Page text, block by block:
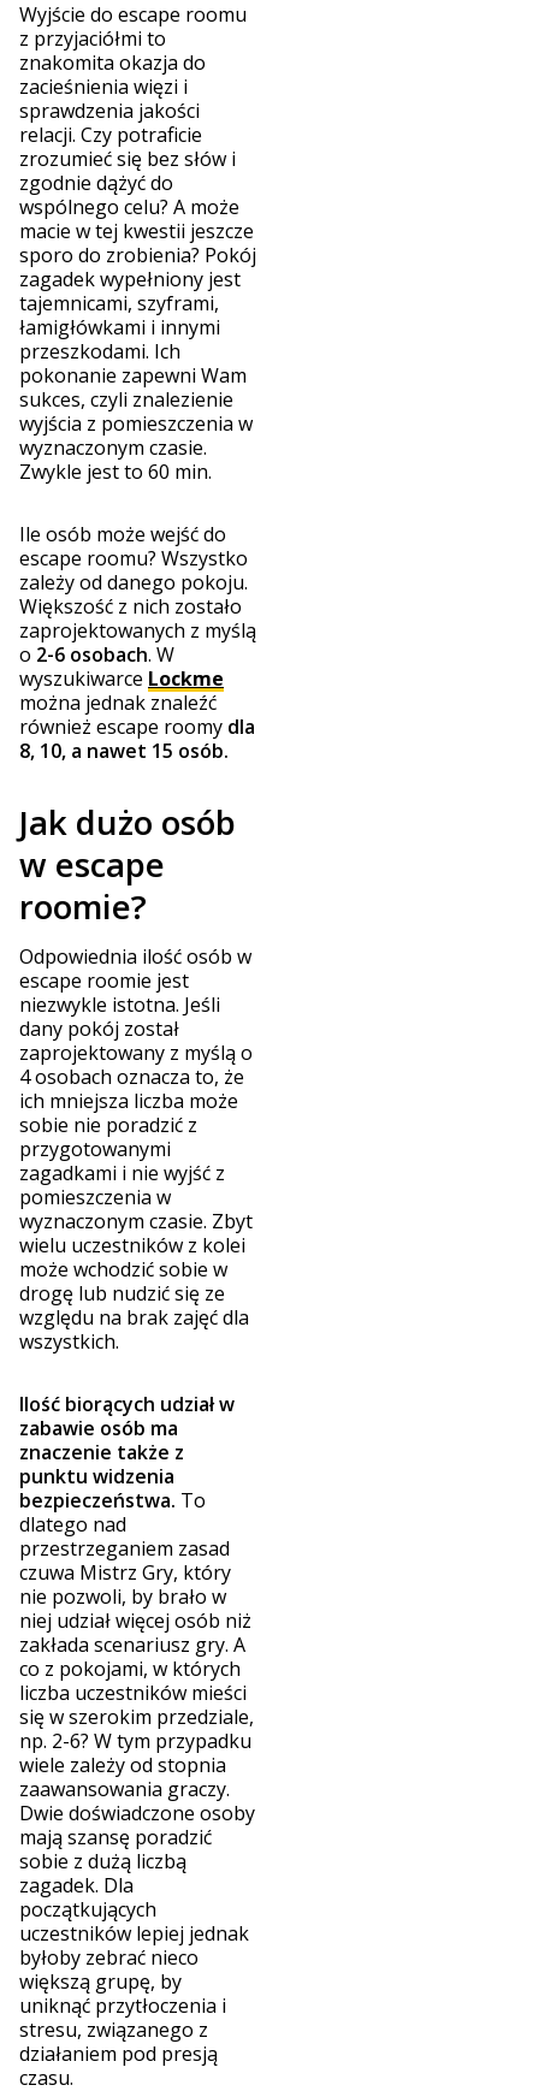
Wyjście do escape roomu
z przyjaciółmi to
znakomita okazja do
zacieśnienia więzi i
sprawdzenia jakości
relacji. Czy potraficie
zrozumieć się bez słów i
zgodnie dążyć do
wspólnego celu? A może
macie w tej kwestii jeszcze
sporo do zrobienia? Pokój
zagadek wypełniony jest
tajemnicami, szyframi,
łamigłówkami i innymi
przeszkodami. Ich
pokonanie zapewni Wam
sukces, czyli znalezienie
wyjścia z pomieszczenia w
wyznaczonym czasie.
Zwykle jest to 60 min.
Ile osób może wejść do
escape roomu? Wszystko
zależy od danego pokoju.
Większość z nich zostało
zaprojektowanych z myślą
o 2-6 osobach. W
wyszukiwarce Lockme
można jednak znaleźć
również escape roomy dla
8, 10, a nawet 15 osób.
Jak dużo osób
w escape
roomie?
Odpowiednia ilość osób w
escape roomie jest
niezwykle istotna. Jeśli
dany pokój został
zaprojektowany z myślą o
4 osobach oznacza to, że
ich mniejsza liczba może
sobie nie poradzić z
przygotowanymi
zagadkami i nie wyjść z
pomieszczenia w
wyznaczonym czasie. Zbyt
wielu uczestników z kolei
może wchodzić sobie w
drogę lub nudzić się ze
względu na brak zajęć dla
wszystkich.
Ilość biorących udział w
zabawie osób ma
znaczenie także z
punktu widzenia
bezpieczeństwa. To
dlatego nad
przestrzeganiem zasad
czuwa Mistrz Gry, który
nie pozwoli, by brało w
niej udział więcej osób niż
zakłada scenariusz gry. A
co z pokojami, w których
liczba uczestników mieści
się w szerokim przedziale,
np. 2-6? W tym przypadku
wiele zależy od stopnia
zaawansowania graczy.
Dwie doświadczone osoby
mają szansę poradzić
sobie z dużą liczbą
zagadek. Dla
początkujących
uczestników lepiej jednak
byłoby zebrać nieco
większą grupę, by
uniknąć przytłoczenia i
stresu, związanego z
działaniem pod presją
czasu.